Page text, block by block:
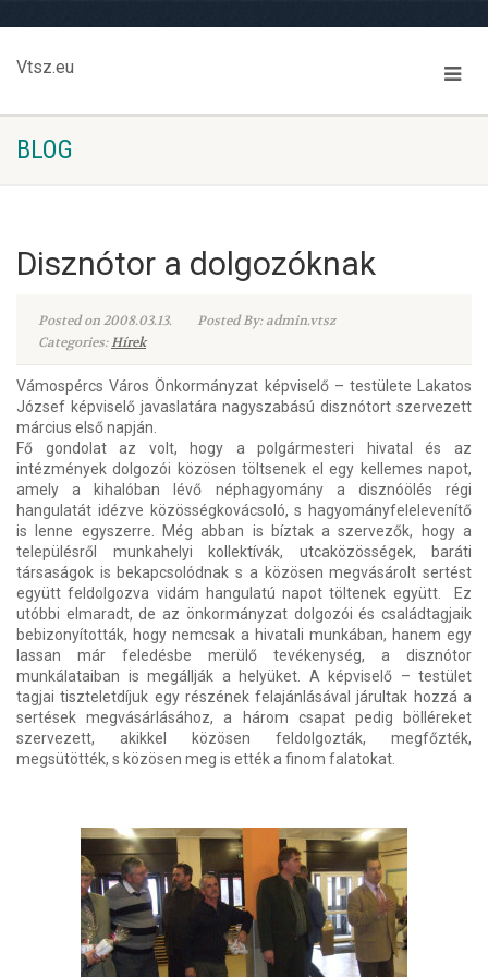
Vtsz.eu
BLOG
Disznótor a dolgozóknak
Posted on 2008.03.13.
Posted By: admin.vtsz
Categories:Hírek
Vámospércs Város Önkormányzat képviselő – testülete Lakatos
József képviselő javaslatára nagyszabású disznótort szervezett
március első napján.
Fő gondolat az volt, hogy a polgármesteri hivatal és az
intézmények dolgozói közösen töltsenek el egy kellemes napot,
amely a kihalóban lévő néphagyomány a disznóölés régi
hangulatát idézve közösségkovácsoló, s hagyományfelelevenítő
is lenne egyszerre. Még abban is bíztak a szervezők, hogy a
településről munkahelyi kollektívák, utcaközösségek, baráti
társaságok is bekapcsolódnak s a közösen megvásárolt sertést
együtt feldolgozva vidám hangulatú napot töltenek együtt. Ez
utóbbi elmaradt, de az önkormányzat dolgozói és családtagjaik
bebizonyították, hogy nemcsak a hivatali munkában, hanem egy
lassan már feledésbe merülő tevékenység, a disznótor
munkálataiban is megállják a helyüket. A képviselő – testület
tagjai tiszteletdíjuk egy részének felajánlásával járultak hozzá a
sertések megvásárlásához, a három csapat pedig bölléreket
szervezett, akikkel közösen feldolgozták, megfőzték,
megsütötték, s közösen meg is ették a finom falatokat.